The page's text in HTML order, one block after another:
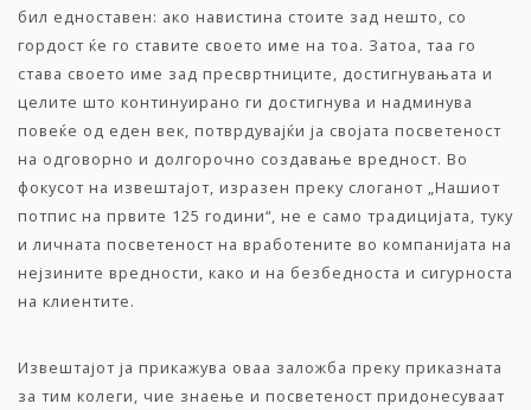
бил едноставен: ако навистина стоите зад нешто, со
гордост ќе го ставите своето име на тоа. Затоа, таа го
става своето име зад пресвртниците, достигнувањата и
целите што континуирано ги достигнува и надминува
повеќе од еден век, потврдувајќи ја својата посветеност
на одговорно и долгорочно создавање вредност. Во
фокусот на извештајот, изразен преку слоганот „Нашиот
потпис на првите 125 години“, не е само традицијата, туку
и личната посветеност на вработените во компанијата на
нејзините вредности, како и на безбедноста и сигурноста
на клиентите.
Извештајот ја прикажува оваа заложба преку приказната
за тим колеги, чие знаење и посветеност придонесуваат